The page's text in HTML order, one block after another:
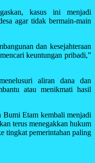
kasus ini menjadi
agar tidak bermain-main
dan kesejahteraan
keuntungan pribadi,”
aliran dana dan
atau menikmati hasil
Bumi Etam kembali menjadi
terus menegakkan hukum
tingkat pemerintahan paling